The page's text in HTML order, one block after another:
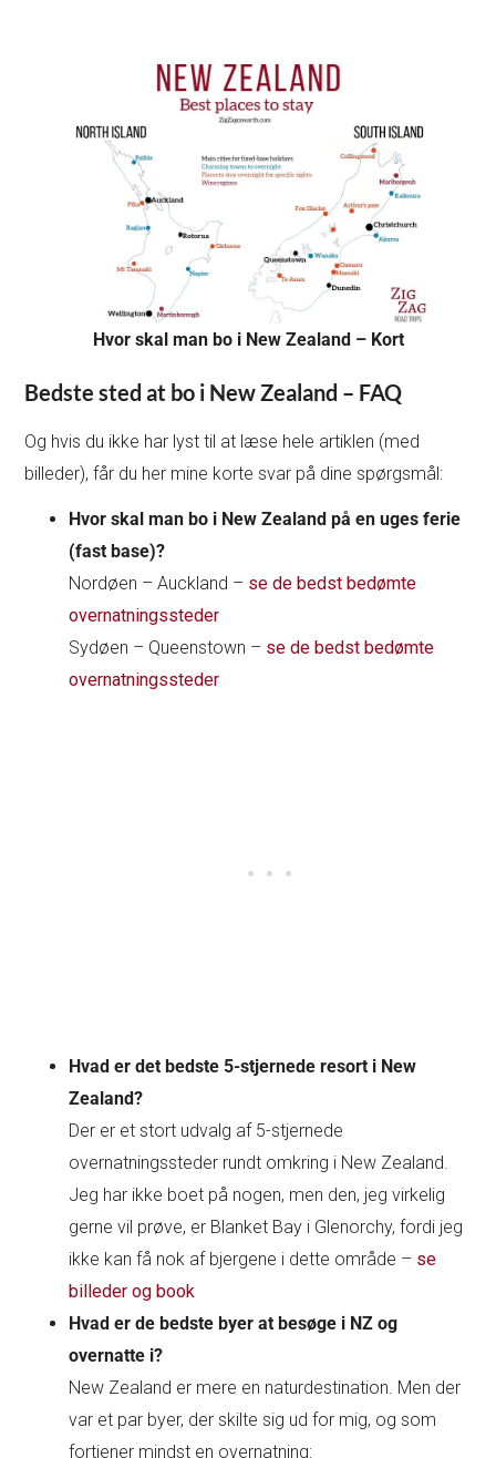
Hvor skal man bo i New Zealand – Kort
Bedste sted at bo i New Zealand – FAQ
Og hvis du ikke har lyst til at læse hele artiklen (med
billeder), får du her mine korte svar på dine spørgsmål:
Hvor skal man bo i New Zealand på en uges ferie
(fast base)?
Nordøen – Auckland – se de bedst bedømte
overnatningssteder
Sydøen – Queenstown – se de bedst bedømte
overnatningssteder
Hvad er det bedste 5-stjernede resort i New
Zealand?
Der er et stort udvalg af 5-stjernede
overnatningssteder rundt omkring i New Zealand.
Jeg har ikke boet på nogen, men den, jeg virkelig
gerne vil prøve, er Blanket Bay i Glenorchy, fordi jeg
ikke kan få nok af bjergene i dette område – se
billeder og book
Hvad er de bedste byer at besøge i NZ og
overnatte i?
New Zealand er mere en naturdestination. Men der
var et par byer, der skilte sig ud for mig, og som
fortjener mindst en overnatning: